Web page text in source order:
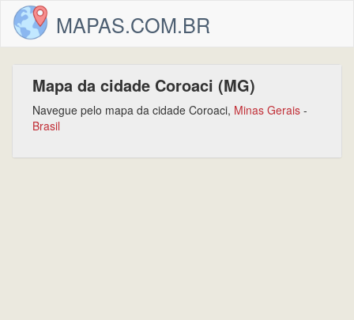
MAPAS.COM.BR
Mapa da cidade Coroaci (MG)
Navegue pelo mapa da cidade Coroaci, Minas Gerais -
Brasil